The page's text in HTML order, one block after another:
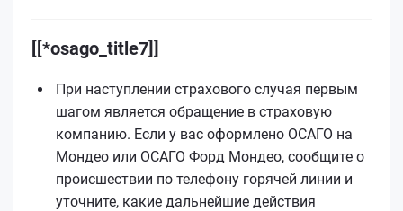
[[*osago_title7]]
При наступлении страхового случая первым
шагом является обращение в страховую
компанию. Если у вас оформлено ОСАГО на
Мондео или ОСАГО Форд Мондео, сообщите о
происшествии по телефону горячей линии и
уточните, какие дальнейшие действия